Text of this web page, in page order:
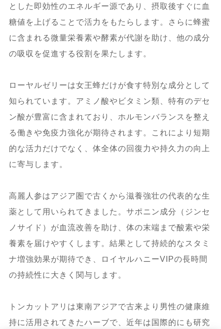
とした即効性のエネルギー源であり、摂取後すぐに血
糖値を上げることで活力をもたらします。さらに蜂蜜
に含まれる微量栄養素や酵素が代謝を助け、他の成分
の吸収を促進する役割を果たします。
ローヤルゼリーは女王蜂だけが食す特別な成分として
知られています。アミノ酸やビタミン類、特有のデセ
ン酸が豊富に含まれており、ホルモンバランスを整え
る働きや免疫力強化が期待されます。これにより短期
的な活力だけでなく、体全体の回復力や持久力の向上
に寄与します。
高麗人参はアジア圏で古くから滋養強壮の代表的な生
薬として用いられてきました。サポニン成分（ジンセ
ノサイド）が血流改善を助け、体の末端まで酸素や栄
養素を届けやすくします。結果として持続的なスタミ
ナ増強効果が期待でき、ロイヤルハニーVIPの長時間
の持続性に大きく関与します。
トンカットアリは東南アジアで古来より男性の健康維
持に活用されてきたハーブで、近年は国際的にも研究